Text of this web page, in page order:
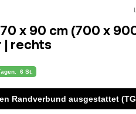
x 90 cm (700 x
| rechts
6 St.
Randverbund ausgestattet